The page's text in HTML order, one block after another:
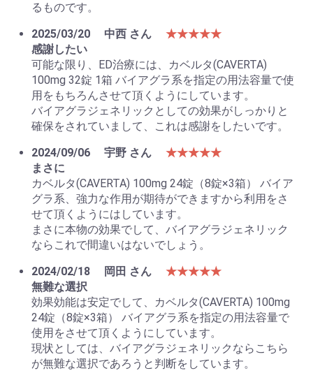
るものです。
2025/03/20
中西 さん
★★★★★
感謝したい
可能な限り、ED治療には、カベルタ(CAVERTA)
100mg 32錠 1箱 バイアグラ系を指定の用法容量で使
用をもちろんさせて頂くようにしています。
バイアグラジェネリックとしての効果がしっかりと
確保をされていまして、これは感謝をしたいです。
2024/09/06
宇野 さん
★★★★★
まさに
カベルタ(CAVERTA) 100mg 24錠（8錠×3箱） バイア
グラ系、強力な作用が期待ができますから利用をさ
せて頂くようにはしています。
まさに本物の効果でして、バイアグラジェネリック
ならこれで間違いはないでしょう。
2024/02/18
岡田 さん
★★★★★
無難な選択
効果効能は安定でして、カベルタ(CAVERTA) 100mg
24錠（8錠×3箱） バイアグラ系を指定の用法容量で
使用をさせて頂くようにしています。
現状としては、バイアグラジェネリックならこちら
が無難な選択であろうと判断をしています。